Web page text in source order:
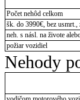
Počet nehôd celkom
šk. do 3990€, bez usmrt.,
neh. s násl. na živote
požiar vozidiel
Nehody